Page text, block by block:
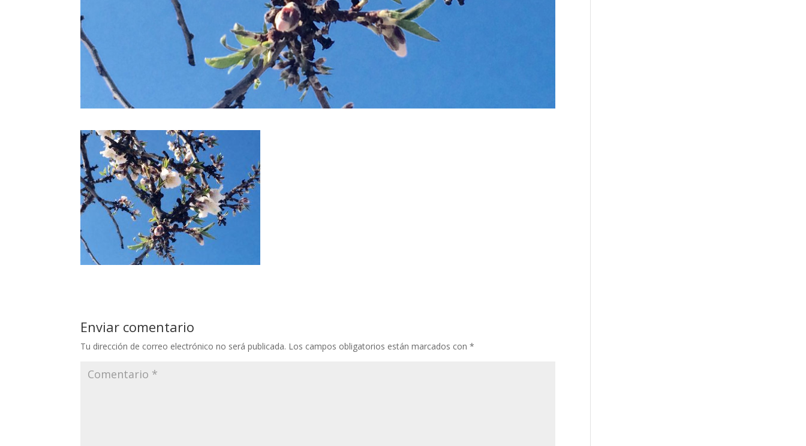
Enviar comentario
Tu dirección de correo electrónico no será publicada. Los campos obligatorios están marcados con*